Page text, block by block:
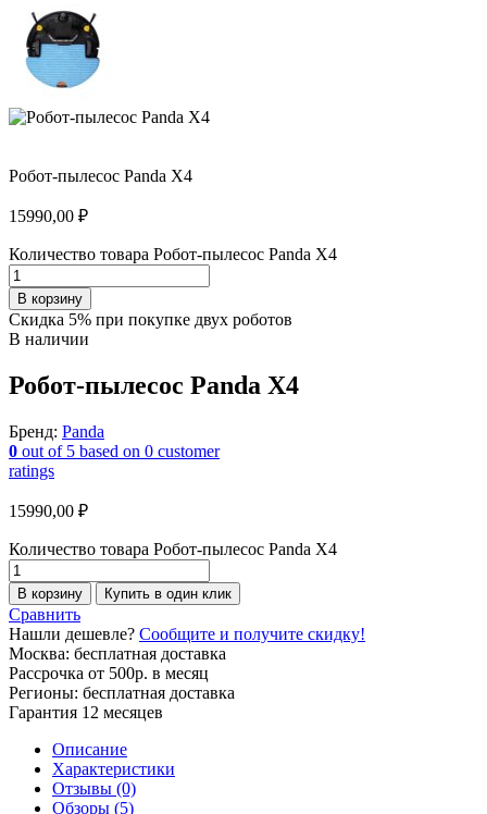
Робот-пылесос Panda X4
15990,00 ₽
Количество товара Робот-пылесос Panda X4
В корзину
Скидка 5% при покупке двух роботов
В наличии
Робот-пылесос Panda X4
Бренд: Panda
0 out of 5 based on 0 customer
ratings
15990,00 ₽
Количество товара Робот-пылесос Panda X4
В корзину Купить в один клик
Сравнить
Нашли дешевле? Сообщите и получите скидку!
Москва: бесплатная доставка
Рассрочка от 500р. в месяц
Регионы: бесплатная доставка
Гарантия 12 месяцев
Описание
Характеристики
Отзывы (0)
Обзоры (5)